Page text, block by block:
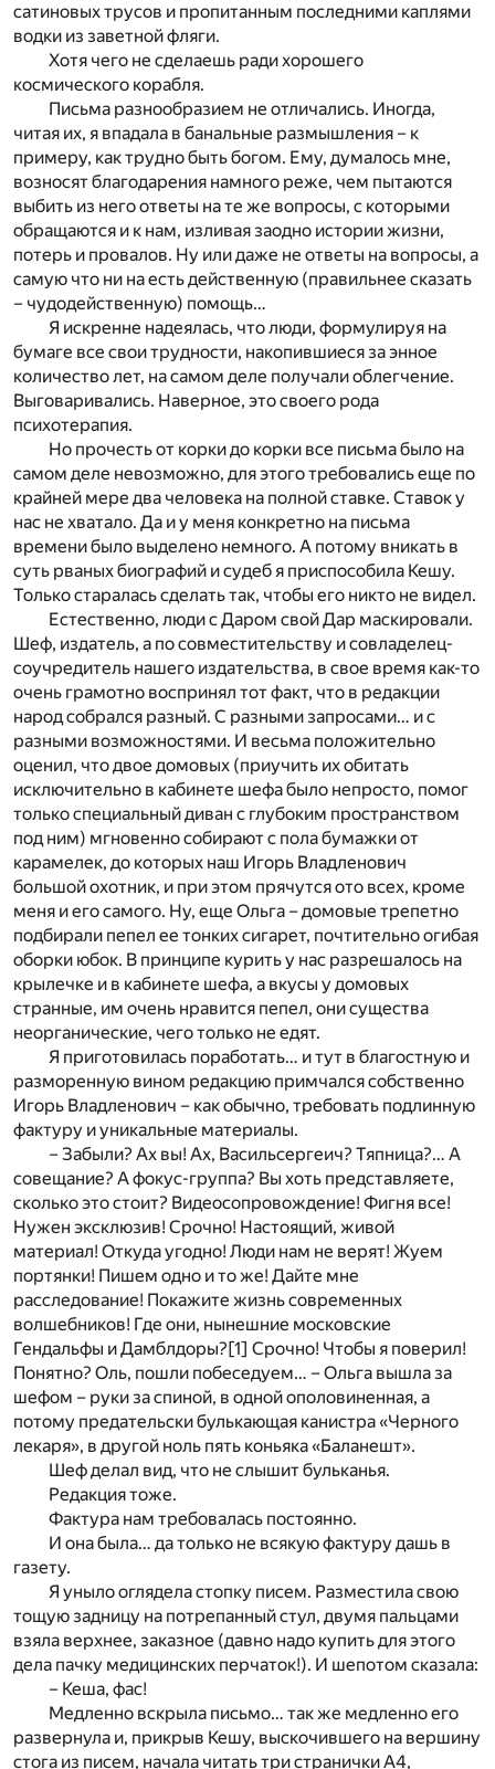
сатиновых трусов и пропитанным последними каплями
водки из заветной фляги.
Хотя чего не сделаешь ради хорошего
космического корабля.
Письма разнообразием не отличались. Иногда,
читая их, я впадала в банальные размышления – к
примеру, как трудно быть богом. Ему, думалось мне,
возносят благодарения намного реже, чем пытаются
выбить из него ответы на те же вопросы, с которыми
обращаются и к нам, изливая заодно истории жизни,
потерь и провалов. Ну или даже не ответы на вопросы, а
самую что ни на есть действенную (правильнее сказать
– чудодейственную) помощь…
Я искренне надеялась, что люди, формулируя на
бумаге все свои трудности, накопившиеся за энное
количество лет, на самом деле получали облегчение.
Выговаривались. Наверное, это своего рода
психотерапия.
Но прочесть от корки до корки все письма было на
самом деле невозможно, для этого требовались еще по
крайней мере два человека на полной ставке. Ставок у
нас не хватало. Да и у меня конкретно на письма
времени было выделено немного. А потому вникать в
суть рваных биографий и судеб я приспособила Кешу.
Только старалась сделать так, чтобы его никто не видел.
Естественно, люди с Даром свой Дар маскировали.
Шеф, издатель, а по совместительству и совладелец-
соучредитель нашего издательства, в свое время как-то
очень грамотно воспринял тот факт, что в редакции
народ собрался разный. С разными запросами… и с
разными возможностями. И весьма положительно
оценил, что двое домовых (приучить их обитать
исключительно в кабинете шефа было непросто, помог
только специальный диван с глубоким пространством
под ним) мгновенно собирают с пола бумажки от
карамелек, до которых наш Игорь Владленович
большой охотник, и при этом прячутся ото всех, кроме
меня и его самого. Ну, еще Ольга – домовые трепетно
подбирали пепел ее тонких сигарет, почтительно огибая
оборки юбок. В принципе курить у нас разрешалось на
крылечке и в кабинете шефа, а вкусы у домовых
странные, им очень нравится пепел, они существа
неорганические, чего только не едят.
Я приготовилась поработать… и тут в благостную и
разморенную вином редакцию примчался собственно
Игорь Владленович – как обычно, требовать подлинную
фактуру и уникальные материалы.
– Забыли? Ах вы! Ах, Васильсергеич? Тяпница?… А
совещание? А фокус-группа? Вы хоть представляете,
сколько это стоит? Видеосопровождение! Фигня все!
Нужен эксклюзив! Срочно! Настоящий, живой
материал! Откуда угодно! Люди нам не верят! Жуем
портянки! Пишем одно и то же! Дайте мне
расследование! Покажите жизнь современных
волшебников! Где они, нынешние московские
Гендальфы и Дамблдоры? [1] Срочно! Чтобы я поверил!
Понятно? Оль, пошли побеседуем… – Ольга вышла за
шефом – руки за спиной, в одной ополовиненная, а
потому предательски булькающая канистра «Черного
лекаря», в другой ноль пять коньяка «Баланешт».
Шеф делал вид, что не слышит бульканья.
Редакция тоже.
Фактура нам требовалась постоянно.
И она была… да только не всякую фактуру дашь в
газету.
Я уныло оглядела стопку писем. Разместила свою
тощую задницу на потрепанный стул, двумя пальцами
взяла верхнее, заказное (давно надо купить для этого
дела пачку медицинских перчаток!). И шепотом сказала:
– Кеша, фас!
Медленно вскрыла письмо… так же медленно его
развернула и, прикрыв Кешу, выскочившего на вершину
стога из писем, начала читать три странички А4,